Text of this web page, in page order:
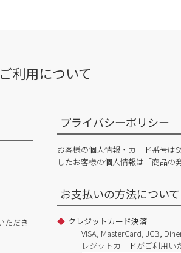
ご利用について
ただき
プライバシーポリシー
お客様の個人情報・カード番号は
したお客様の個人情報は「商品
お支払いの方法について
クレジットカード決済
VISA, MasterCard, JCB,
レジットカードがご利用い